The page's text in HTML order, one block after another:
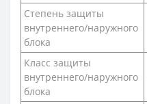
Степень защиты
внутреннего/наружного
блока
Класс защиты
внутреннего/наружного
блока